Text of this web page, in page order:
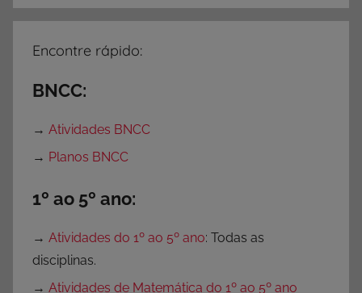
Encontre rápido:
BNCC:
→ Atividades BNCC
→ Planos BNCC
1º ao 5º ano:
→ Atividades do 1º ao 5º ano: Todas as
disciplinas.
→ Atividades de Matemática do 1º ao 5º ano